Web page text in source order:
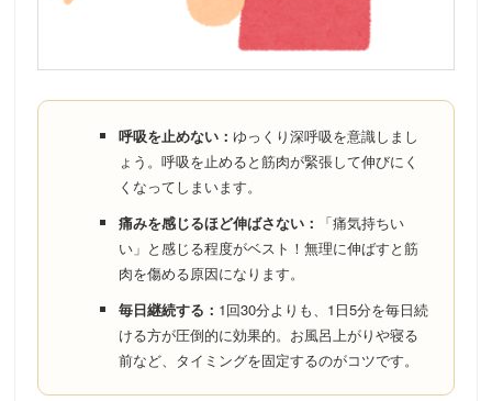
呼吸を止めない： ゆっくり深呼吸を意識しまし
ょう。呼吸を止めると筋肉が緊張して伸びにく
くなってしまいます。
痛みを感じるほど伸ばさない：
「痛気持ちい
い」と感じる程度がベスト！無理に伸ばすと筋
肉を傷める原因になります。
毎日継続する： 1回30分よりも、1日5分を毎日続
ける方が圧倒的に効果的。お風呂上がりや寝る
前など、タイミングを固定するのがコツです。